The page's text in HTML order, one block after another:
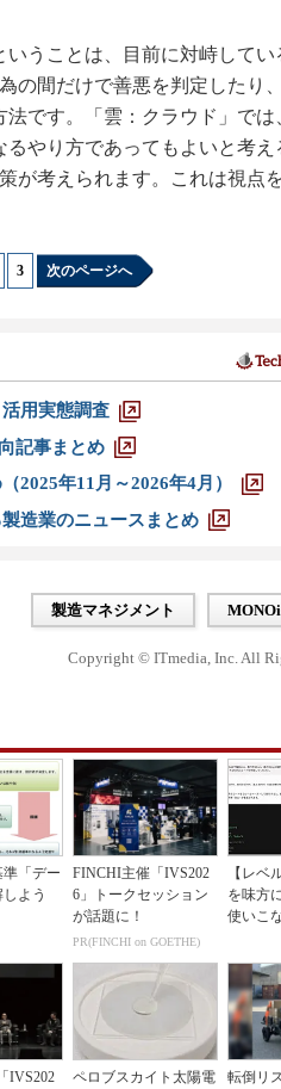
うことは、目前に対峙してい
の間だけで善悪を判定したり
です。「雲：クラウド」では
やり方であってもよいと考え
が考えられます。これは視点
3 次のページへ
用実態調査
記事まとめ
2025年11月～2026年4月）
造業のニュースまとめ
製造マネジメント
Copyright © ITmedia, Inc. All
「デー
よう
FINCHI主催「IVS202
6」トークセッション
が話題に！
PR(FINCHI on GOETHE)
【レベ
を味方
使いこ
IVS202
ペロブスカイト太陽電
転倒リ